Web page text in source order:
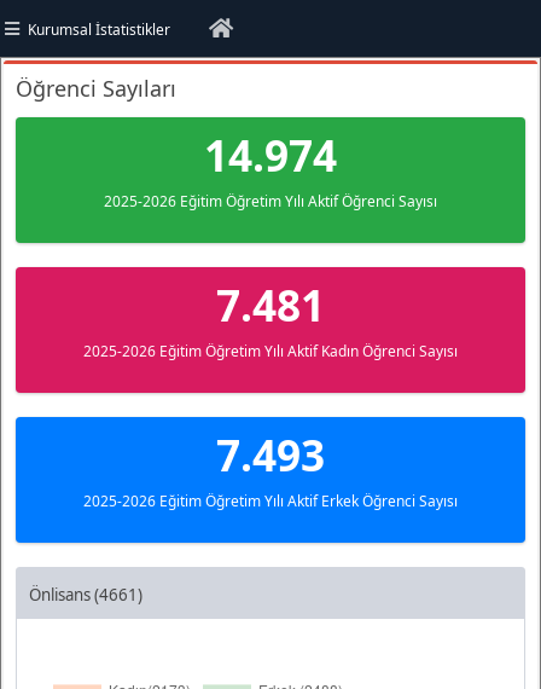
Kurumsal İstatistikler